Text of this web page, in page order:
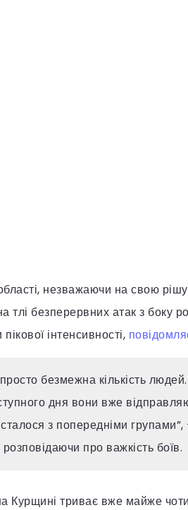
незважаючи на свою
безперервних атак з боку
інтенсивності,
безмежна кількість
дня вони вже
з попередніми
про важкість боїв.
Курщині триває вже майже